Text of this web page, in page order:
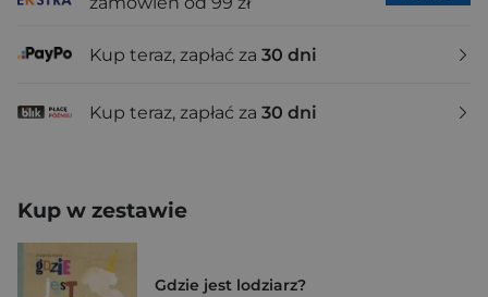
Kup teraz, zapłać za 30 dni
Kup teraz, zapłać za 30 dni
Kup w zestawie
Gdzie jest lodziarz?